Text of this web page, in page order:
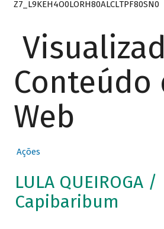
Z7_L9KEH4O0LORH80ALCLTPF80SN0
Conteúdo
Web
Ações
LULA QUEIROGA /
Capibaribum